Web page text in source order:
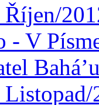
Říjen/
- V